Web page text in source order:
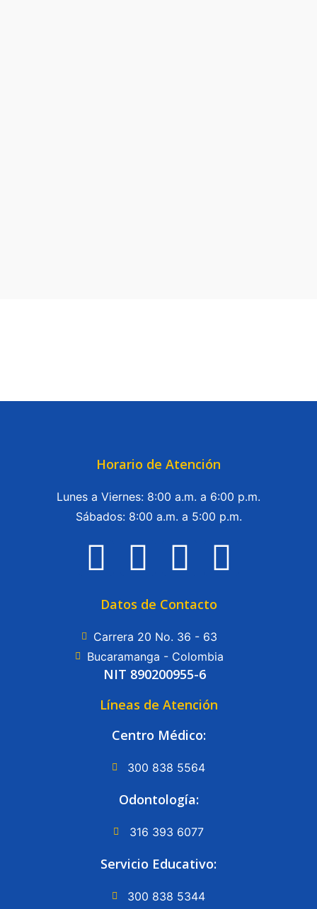
Horario de Atención
Lunes a Viernes: 8:00 a.m. a 6:00 p.m.
Sábados: 8:00 a.m. a 5:00 p.m.
Datos de Contacto
Carrera 20 No. 36 - 63
Bucaramanga - Colombia
NIT 890200955-6
Líneas de Atención
Centro Médico:
300 838 5564
Odontología:
316 393 6077
Servicio Educativo:
300 838 5344